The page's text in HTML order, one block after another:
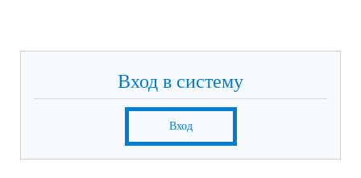
Вход в систему
Вход